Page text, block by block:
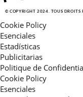
© COPYRIGHT 2024. TOUS DROITS
Cookie Policy
Esenciales
Estadísticas
Publicitarias
Politique de
Cookie Policy
Esenciales